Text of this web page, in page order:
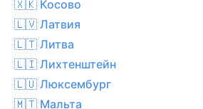
🇽🇰 Косово
🇱🇻 Латвия
🇱🇹 Литва
🇱🇮 Лихтенштейн
🇱🇺 Люксембург
🇲🇹 Мальта